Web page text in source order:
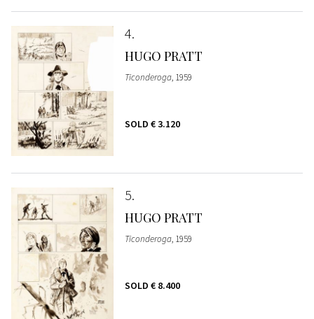
4
HUGO PRATT
Ticonderoga, 1959
SOLD € 3.120
5
HUGO PRATT
Ticonderoga, 1959
SOLD € 8.400